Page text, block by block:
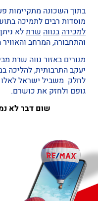
בתוך השכונה מתקיימות
מוסדות רבים לתמיכה
למכירהבנווהשרתלא
והתחבורה, המרחב
מגורים באזור נווה שרת
יעקב התרבותית, להליכה
לחלק משביל ישראל
גופם ולחזק את כושרם.
שום דבר לא